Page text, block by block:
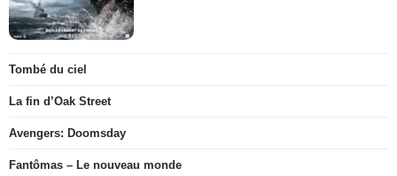
Tombé du ciel
La fin d’Oak Street
Avengers: Doomsday
Fantômas – Le nouveau monde